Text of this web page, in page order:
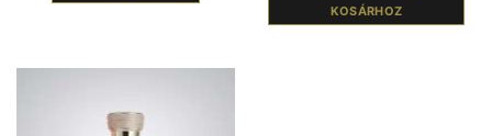
KOSÁRHOZ